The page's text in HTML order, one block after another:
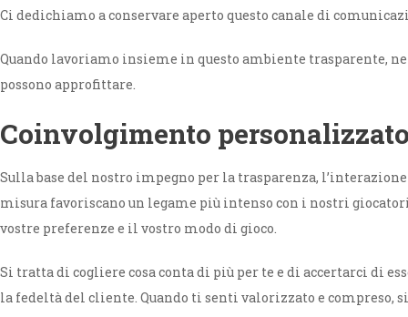
Ci dedichiamo a conservare aperto questo canale di
Quando lavoriamo insieme in questo ambiente trasparente,
possono approfittare.
Coinvolgimento
Sulla base del nostro impegno per la trasparenza,
misura favoriscano un legame più intenso con i nostri
vostre preferenze e il vostro modo di gioco.
Si tratta di cogliere cosa conta di più per te e di accertarci di
la fedeltà del cliente. Quando ti senti valorizzato e compreso,